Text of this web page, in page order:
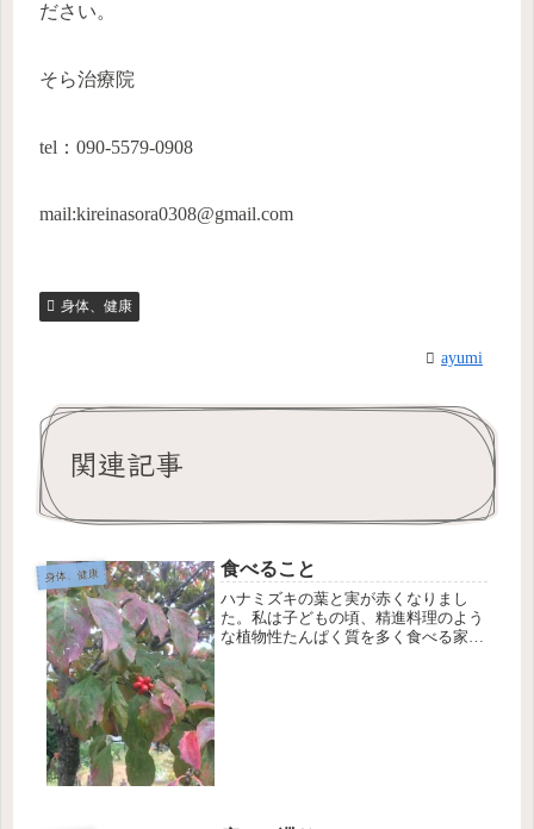
ださい。
そら治療院
tel：090-5579-0908
mail:kireinasora0308@gmail.com
身体、健康
ayumi
関連記事
身体、健康 食べること
ハナミズキの葉と実が赤くなりまし
た。私は子どもの頃、精進料理のよう
な植物性たんぱく質を多く食べる家庭